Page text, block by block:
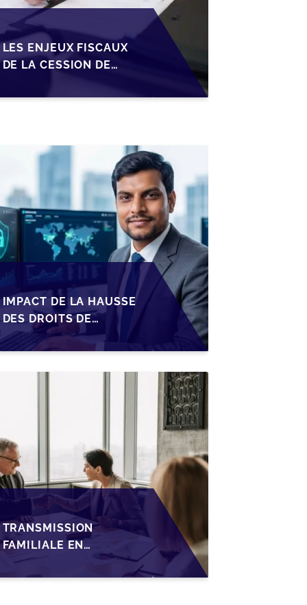
LES ENJEUX FISCAUX
DE LA CESSION DE
LES DIRIGEANTS DE
IMPACT DE LA HAUSSE
DES DROITS DE
SUCCESSION EN
WALLONIE SUR LA
TRANSMISSION
TRANSMISSION
FAMILIALE EN
WALLONIE :
NOUVELLES